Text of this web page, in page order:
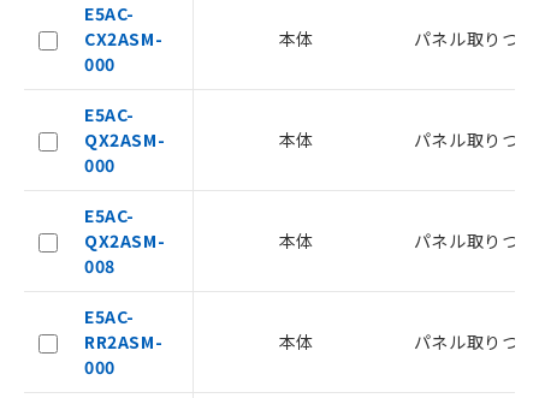
E5AC-
CX2ASM-
000
本体 パネル取りつけ
E5AC-
QX2ASM-
000
本体 パネル取りつけ
E5AC-
QX2ASM-
008
本体 パネル取りつけ
E5AC-
RR2ASM-
000
本体 パネル取りつけ